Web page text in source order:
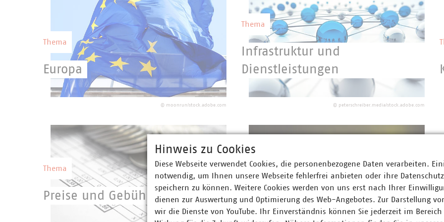
Wettbewerbsfähigkeit Deutschlands.
Thema
Europa
Eine starke kommunale Selbstverwaltung
mit starken kommunalen Unternehmen
erfolgreich um.
© moonrun/stock.adobe.com
Thema
Infrastruktur und
Dienstleistungen
Die kommunalen Unternehmen betreiben
ein riesiges Infrastrukturnetzwerk und
© peterschreiber.media/stock.adobe.com
Thema
Preise und Gebühren
Thema
Recht
Hinweis zu Cookies
Diese Webseite verwendet Cookies, die personenbezogene Daten verarbeiten.
notwendig, um Ihnen unsere Webseite fehlerfrei anbieten oder ihre
speichern zu können. Weitere Cookies werden von uns erst nach Ihrer
dienen zur Auswertung und Optimierung des Web-Angebotes. Zur Darstellung
wir die Dienste von YouTube. Ihr Einverständnis können Sie jederzeit im